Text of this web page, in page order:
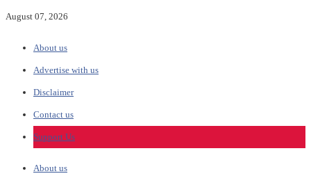
August 07, 2026
About us
Advertise with us
Disclaimer
Contact us
Support Us
About us